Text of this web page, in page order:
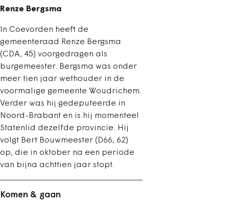
Renze Bergsma
In Coevorden heeft de
gemeenteraad Renze Bergsma
(CDA, 45) voorgedragen als
burgemeester. Bergsma was onder
meer tien jaar wethouder in de
voormalige gemeente Woudrichem.
Verder was hij gedeputeerde in
Noord-Brabant en is hij momenteel
Statenlid dezelfde provincie. Hij
volgt Bert Bouwmeester (D66, 62)
op, die in oktober na een periode
van bijna achttien jaar stopt.
Komen & gaan